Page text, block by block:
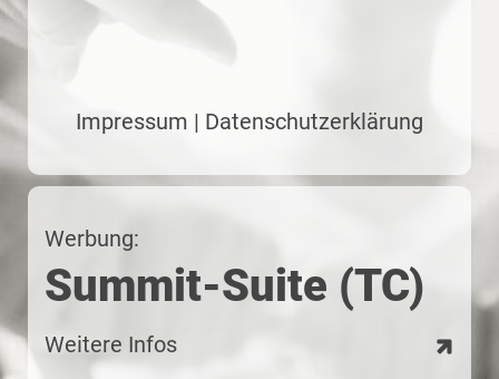
Impressum | Datenschutzerklärung
Werbung:
Summit-Suite (TC)
Weitere Infos